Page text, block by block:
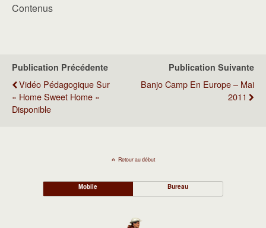
Contenus
Publication Précédente
Vidéo Pédagogique Sur
« Home Sweet Home »
Disponible
Publication Suivante
Banjo Camp En Europe – Mai
2011
Retour au début
Mobile Bureau